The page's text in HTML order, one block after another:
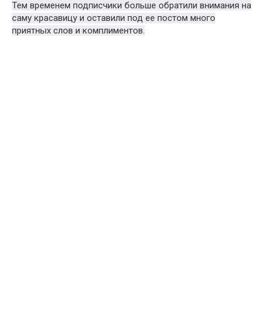
Тем временем подписчики больше обратили внимания на
саму красавицу и оставили под ее постом много
приятных слов и комплиментов.